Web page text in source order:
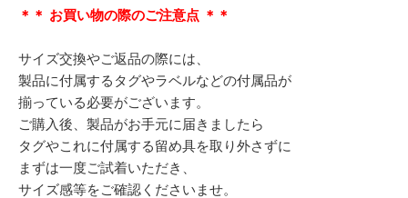
＊＊ お買い物の際のご注意点 ＊＊
サイズ交換やご返品の際には、
製品に付属するタグやラベルなどの付属品が
揃っている必要がございます。
ご購入後、製品がお手元に届きましたら
タグやこれに付属する留め具を取り外さずに
まずは一度ご試着いただき、
サイズ感等をご確認くださいませ。